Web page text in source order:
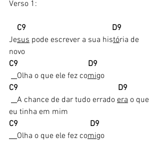
Verso 1:
    C9                                           D9
Jesus pode escrever a sua história de
novo
C9                                   D9
Olha o que ele fez comigo
C9                                                  D9
A chance de dar tudo errado era o que
eu tinha em mim
C9                                    D9
Olha o que ele fez comigo